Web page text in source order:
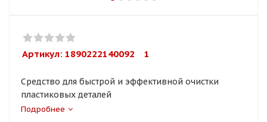
Артикул: 1890222140092    1
Средство для быстрой и эффективной очистки
пластиковых деталей
Подробнее